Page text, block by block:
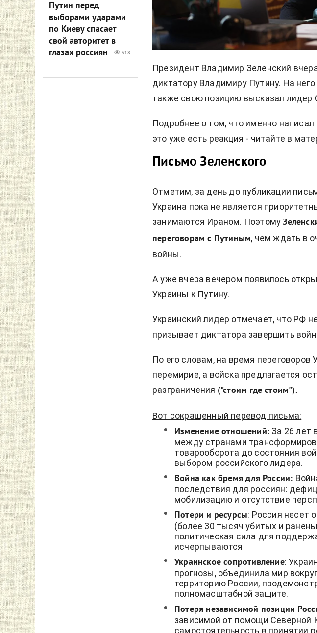
Путин перед
выборами ударами
по Киеву спасает
свой авторитет в
глазах россиян
318
Президент Владимир Зеленский
диктатору Владимиру Путину. На
также свою позицию высказал
Подробнее о том, что именно написал
это уже есть реакция - читайте в
Письмо Зеленского
Отметим, за день до публикации
Украина пока не является
занимаются Ираном. Поэтому
переговорам с Путиным, чем ждать в
войны.
А уже вчера вечером появилось
Украины к Путину.
Украинский лидер отмечает, что РФ
призывает диктатора завершить
По его словам, на время переговоров
перемирие, а войска предлагается
разграничения ("стоим где стоим").
Вот сокращенный перевод письма:
Изменение отношений: За 26 лет
между странами
товарооборота до состояния
выбором российского лидера.
Война как бремя для России:
последствия для россиян:
мобилизацию и отсутствие
Потери и ресурсы: Россия несет
(более 30 тысяч убитых и
политическая сила для
исчерпываются.
Украинское сопротивление:
прогнозы, объединила мир
территорию России,
полномасштабной защите.
Потеря независимой позиции
зависимой от помощи Северной
самостоятельность в принятии